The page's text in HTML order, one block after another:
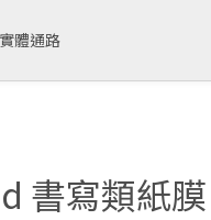
實體通路
書寫類紙